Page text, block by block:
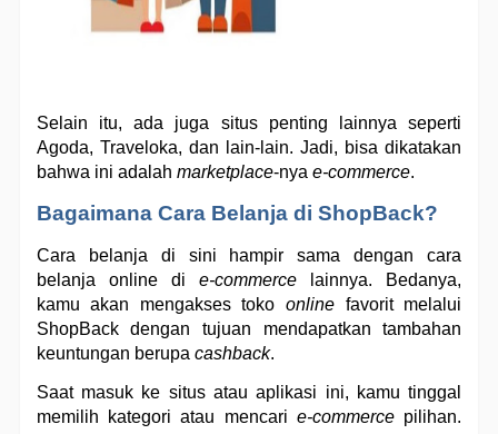
Selain itu, ada juga situs penting lainnya seperti
Agoda, Traveloka, dan lain-lain. Jadi, bisa dikatakan
bahwa ini adalah marketplace-nya e-commerce.
Bagaimana Cara Belanja di ShopBack?
Cara belanja di sini hampir sama dengan cara
belanja online di e-commerce lainnya. Bedanya,
kamu akan mengakses toko online favorit melalui
ShopBack dengan tujuan mendapatkan tambahan
keuntungan berupa cashback.
Saat masuk ke situs atau aplikasi ini, kamu tinggal
memilih kategori atau mencari e-commerce pilihan.